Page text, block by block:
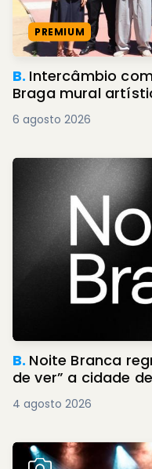
PREMIUM
B. Intercâmbio com
Braga mural
6 agosto 2026
B. Noite Branca
de ver” a cidade
4 agosto 2026